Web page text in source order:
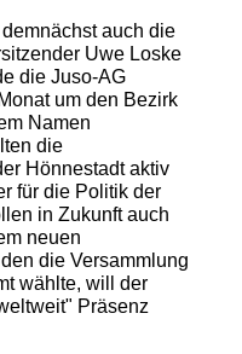
auch die
Uwe Loske
die Juso-AG
um den Bezirk
Namen
die
Hönnestadt aktiv
für die Politik der
in Zukunft auch
neuen
die Versammlung
wählte, will der
Präsenz